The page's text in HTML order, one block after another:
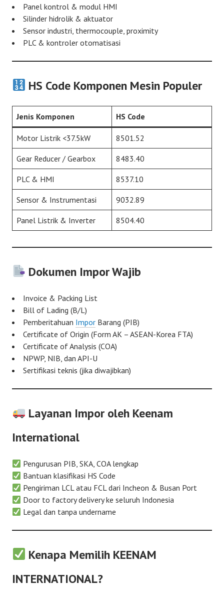
Panel kontrol & modul HMI
Silinder hidrolik & aktuator
Sensor industri, thermocouple, proximity
PLC & kontroler otomatisasi
HS Code Komponen Mesin Populer
Jenis Komponen HS Code
Motor Listrik <37.5kW 8501.52
Gear Reducer / Gearbox 8483.40
PLC & HMI 8537.10
Sensor & Instrumentasi 9032.89
Panel Listrik & Inverter 8504.40
Dokumen Impor Wajib
Invoice & Packing List
Bill of Lading (B/L)
Pemberitahuan Impor Barang (PIB)
Certificate of Origin (Form AK – ASEAN-Korea FTA)
Certificate of Analysis (COA)
NPWP, NIB, dan API-U
Sertifikasi teknis (jika diwajibkan)
Layanan Impor oleh Keenam
International
Pengurusan PIB, SKA, COA lengkap
Bantuan klasifikasi HS Code
Pengiriman LCL atau FCL dari Incheon & Busan Port
Door to factory delivery ke seluruh Indonesia
Legal dan tanpa undername
Kenapa Memilih KEENAM
INTERNATIONAL?